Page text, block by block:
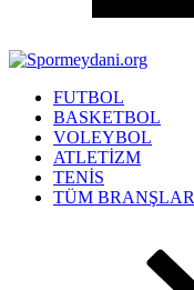
FUTBOL
BASKETBOL
VOLEYBOL
ATLETİZM
TENİS
TÜM BRANŞLAR